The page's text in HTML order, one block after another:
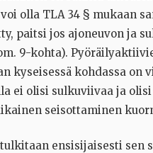
olla TLA 34 § mukaan
paitsi jos ajoneuvon ja
9-kohta).
kyseisessä kohdassa
ei olisi sulkuviivaa ja
seisottaminen
ensisijaisesti sen